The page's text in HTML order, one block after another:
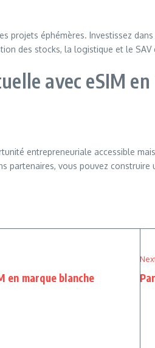
projets éphémères. Investissez
des stocks, la logistique et le
avec eSIM
entrepreneuriale accessible
partenaires, vous pouvez
en marque blanche